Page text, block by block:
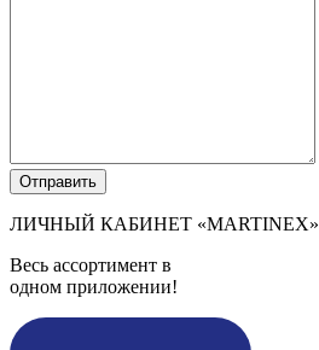
ЛИЧНЫЙ КАБИНЕТ «MARTINEX»
Весь ассортимент в
одном приложении!